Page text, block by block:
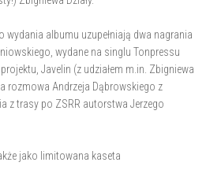
wydania albumu uzupełniają dwa nagrania
wydane na singlu Tonpressu
Javelin (z udziałem m.in. Zbigniewa
rozmowa Andrzeja Dąbrowskiego z
z trasy po ZSRR autorstwa Jerzego
jako limitowana kaseta